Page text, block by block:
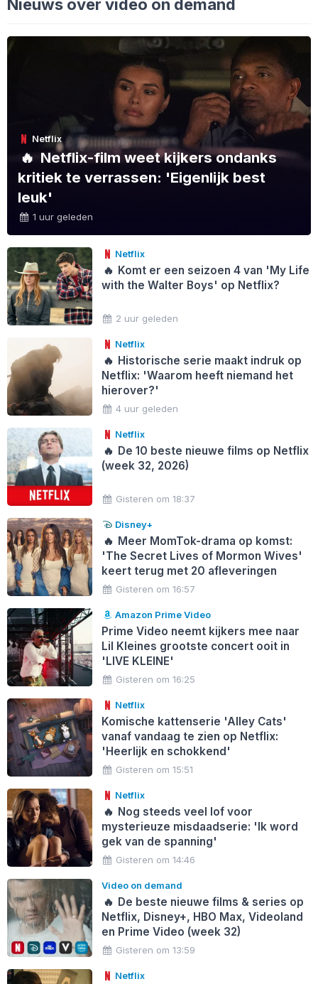
Nieuws over video on demand
Netflix
🔥 Netflix-film weet kijkers ondanks
kritiek te verrassen: 'Eigenlijk best
leuk'
1 uur geleden
Netflix
🔥 Komt er een seizoen 4 van 'My Life
with the Walter Boys' op Netflix?
2 uur geleden
Netflix
🔥 Historische serie maakt indruk op
Netflix: 'Waarom heeft niemand het
hierover?'
4 uur geleden
Netflix
🔥 De 10 beste nieuwe films op Netflix
(week 32, 2026)
Gisteren om 18:37
Disney+
🔥 Meer MomTok-drama op komst:
'The Secret Lives of Mormon Wives'
keert terug met 20 afleveringen
Gisteren om 16:57
Amazon Prime Video
Prime Video neemt kijkers mee naar
Lil Kleines grootste concert ooit in
'LIVE KLEINE'
Gisteren om 16:25
Netflix
Komische kattenserie 'Alley Cats'
vanaf vandaag te zien op Netflix:
'Heerlijk en schokkend'
Gisteren om 15:51
Netflix
🔥 Nog steeds veel lof voor
mysterieuze misdaadserie: 'Ik word
gek van de spanning'
Gisteren om 14:46
Video on demand
🔥 De beste nieuwe films & series op
Netflix, Disney+, HBO Max, Videoland
en Prime Video (week 32)
Gisteren om 13:59
Netflix